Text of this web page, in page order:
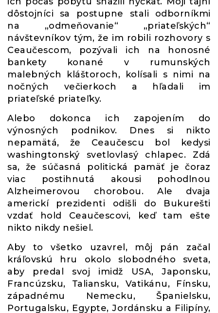
dôstojníci sa postupne stali odborníkmi
na „odmeňovanie“ „priateľských“
návštevníkov tým, že im robili rozhovory s
Ceaučescom, pozývali ich na honosné
bankety konané v rumunských
malebných kláštoroch, kolísali s nimi na
nočných večierkoch a hľadali im
priateľské priateľky.
Alebo dokonca ich zapojením do
výnosných podnikov. Dnes si nikto
nepamätá, že Ceaučescu bol kedysi
washingtonský svetlovlasý chlapec. Zdá
sa, že súčasná politická pamäť je čoraz
viac postihnutá akousi pohodlnou
Alzheimerovou chorobou. Ale dvaja
americkí prezidenti odišli do Bukurešti
vzdať hold Ceaučescovi, keď tam ešte
nikto nikdy nešiel.
Aby to všetko uzavrel, môj pán začal
kráľovskú hru okolo slobodného sveta,
aby predal svoj imidž USA, Japonsku,
Francúzsku, Taliansku, Vatikánu, Fínsku,
západnému Nemecku, Španielsku,
Portugalsku, Egypte, Jordánsku a Filipíny,